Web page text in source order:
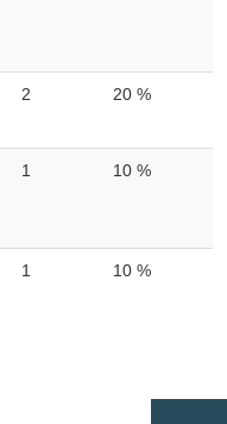
2 20 %
1 10 %
1 10 %